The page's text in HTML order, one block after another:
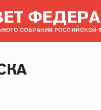
СОБРАНИЯ РОССИЙСКОЙ